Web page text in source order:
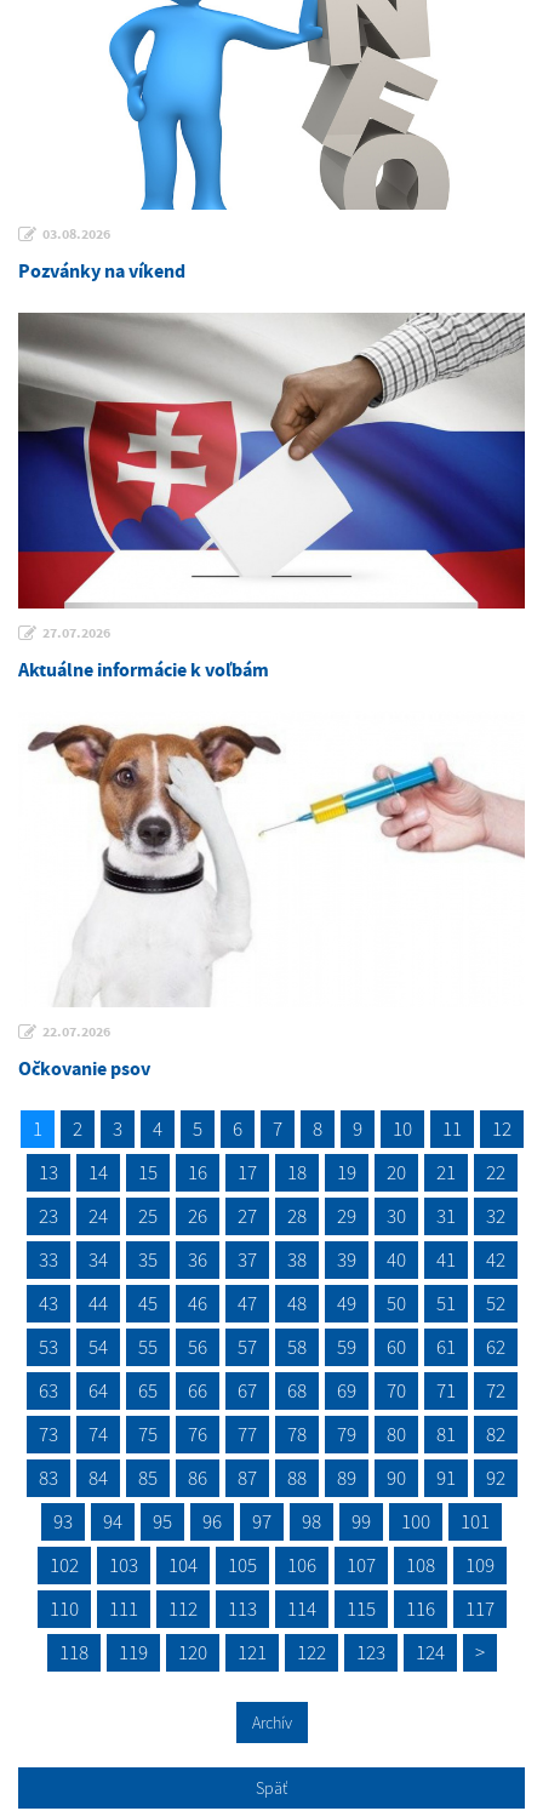
03.08.2026
Pozvánky na víkend
27.07.2026
Aktuálne informácie k voľbám
22.07.2026
Očkovanie psov
1 2 3 4 5 6 7 8 9 10 11
12
13
14 15 16 17 18 19 20 21
22
23
24 25 26 27 28 29 30 31
32
33
34 35 36 37 38 39 40 41
42
43
44 45 46 47 48 49 50 51
52
53
54 55 56 57 58 59 60 61
62
63
64 65 66 67 68 69 70 71
72
73
74 75 76 77 78 79 80 81
82
83
84 85 86 87 88 89 90 91
92
93
94 95 96 97 98 99 100
101
102
103 104 105 106 107 108
109
110
111 112 113 114 115 116
117
118
119 120 121 122 123 124 >
Archív
Späť